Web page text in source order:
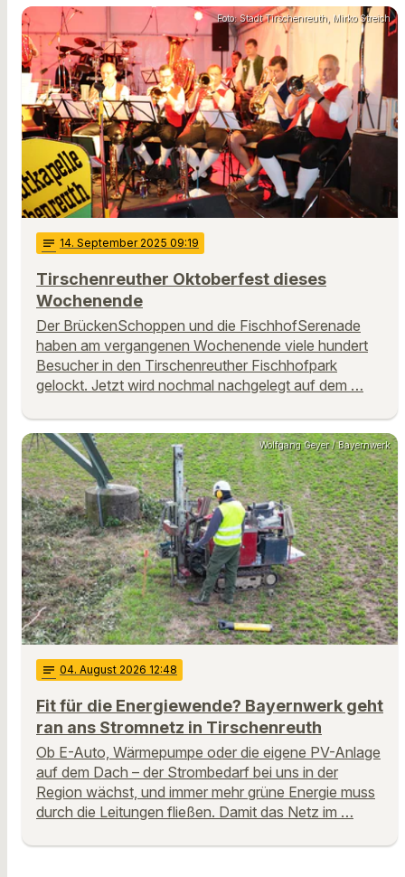
Foto: Stadt Tirschenreuth, Mirko Streich
notes 14. September 2025 09:19
Tirschenreuther Oktoberfest dieses
Wochenende
Der BrückenSchoppen und die FischhofSerenade
haben am vergangenen Wochenende viele hundert
Besucher in den Tirschenreuther Fischhofpark
gelockt. Jetzt wird nochmal nachgelegt auf dem …
Wolfgang Geyer / Bayernwerk
notes 04. August 2026 12:48
Fit für die Energiewende? Bayernwerk geht
ran ans Stromnetz in Tirschenreuth
Ob E-Auto, Wärmepumpe oder die eigene PV-Anlage
auf dem Dach – der Strombedarf bei uns in der
Region wächst, und immer mehr grüne Energie muss
durch die Leitungen fließen. Damit das Netz im …